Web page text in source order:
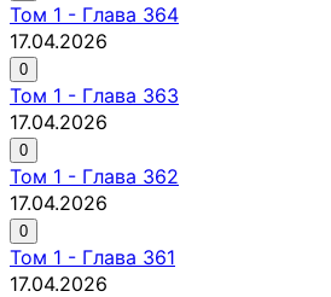
Том 1 - Глава 364
17.04.2026
0
Том 1 - Глава 363
17.04.2026
0
Том 1 - Глава 362
17.04.2026
0
Том 1 - Глава 361
17.04.2026